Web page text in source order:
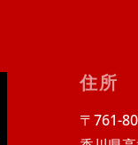
住所
〒761-